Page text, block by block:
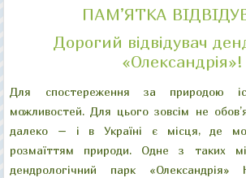
"Велика галявина"
"Китайський
"Колонада "Луна"
"Руїни"
ПАМ’ЯТКА
Дорогий відвідувач
«Олександрія»!
Для спостереження за природою
можливостей. Для цього зовсім не
далеко – і в Україні є місця, де
розмаїттям природи. Одне з таких
дендрологічний парк